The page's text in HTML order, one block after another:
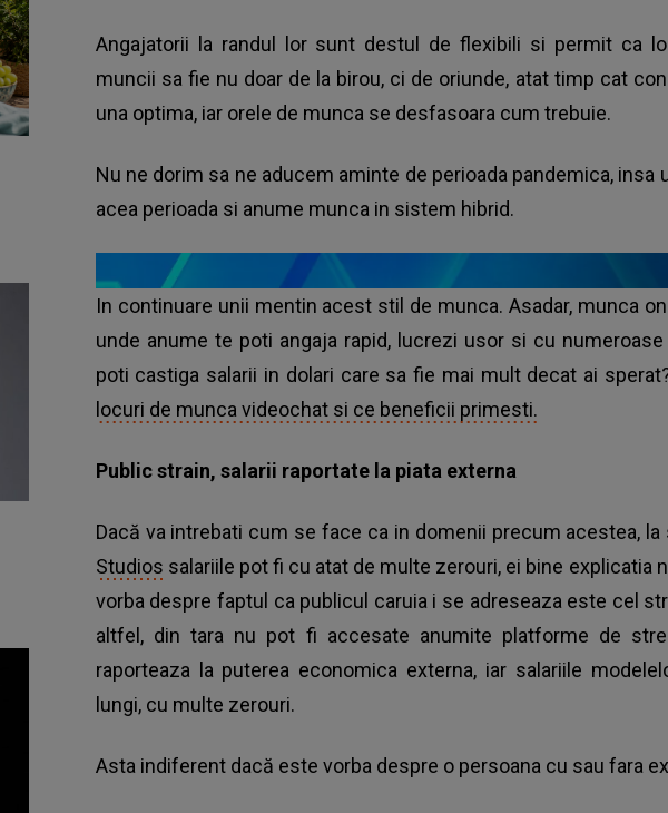
Angajatorii la randul lor sunt destul de flexibili si permit ca
muncii sa fie nu doar de la birou, ci de oriunde, atat timp cat
una optima, iar orele de munca se desfasoara cum trebuie.
Nu ne dorim sa ne aducem aminte de perioada pandemica, insa
acea perioada si anume munca in sistem hibrid.
In continuare unii mentin acest stil de munca. Asadar, munca
unde anume te poti angaja rapid, lucrezi usor si cu
poti castiga salarii in dolari care sa fie mai mult decat ai
locuri de munca videochat si ce beneficii primesti.
Public strain, salarii raportate la piata externa
Dacă va intrebati cum se face ca in domenii precum acestea,
Studios salariile pot fi cu atat de multe zerouri, ei bine explicatia
vorba despre faptul ca publicul caruia i se adreseaza este cel
altfel, din tara nu pot fi accesate anumite platforme de
raporteaza la puterea economica externa, iar salariile
lungi, cu multe zerouri.
Asta indiferent dacă este vorba despre o persoana cu sau fara